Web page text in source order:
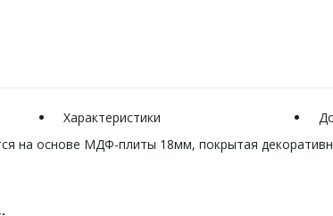
Характеристики
на основе МДФ-плиты 18мм, покрытая